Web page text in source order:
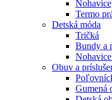
Termo
Detská móda
Tričká
Bundy a
Obuv a
Gumená